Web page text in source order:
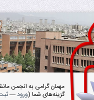
مهمان گرامی به انجمن
گزینه‌های شما (ورود—